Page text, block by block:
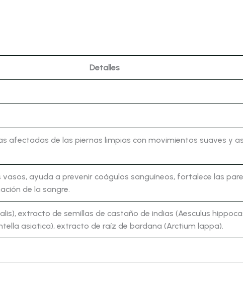
Detalles
afectadas de las piernas limpias con movimientos suaves y
vasos, ayuda a prevenir coágulos sanguíneos, fortalece las
de la sangre.
extracto de semillas de castaño de indias (Aesculus
asiatica), extracto de raíz de bardana (Arctium lappa).